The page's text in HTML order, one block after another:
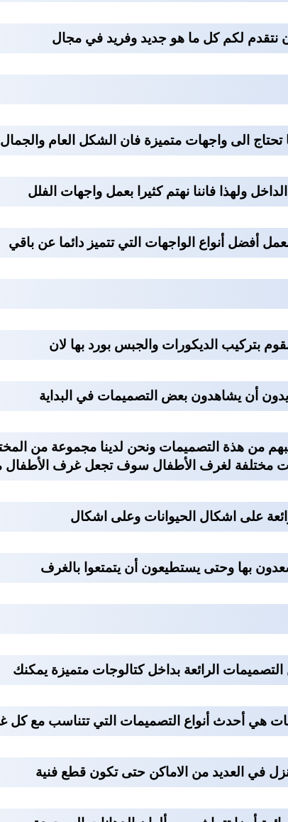
نتقدم لكم كل ما هو جديد وفريد في مجال
الى واجهات متميزة فان الشكل العام والجمال
ولهذا فاننا نهتم كثيرا بعمل واجهات الفلل
أفضل أنواع الواجهات التي تتميز دائما عن باقي
بتركيب الديكورات والجبس بورد بها لان
أن يشاهدون بعض التصميمات في البداية
من هذة التصميمات ونحن لدينا مجموعة من
مختلفة لغرف الأطفال سوف تجعل غرف الأطفال
على اشكال الحيوانات وعلى اشكال
بها وحتى يستطيعون أن يتمتعوا بالغرف
الرائعة بداخل كتالوجات متميزة يمكنك
هي أحدث أنواع التصميمات التي تتناسب مع
في العديد من الاماكن حتى تكون قطع فنية